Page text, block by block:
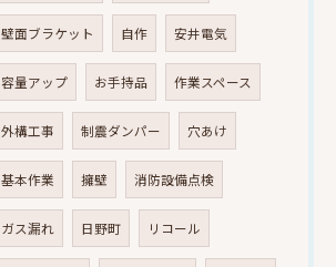
壁面ブラケット 自作 安井電気
容量アップ お手持品 作業スペース
外構工事 制震ダンパー 穴あけ
基本作業 擁壁 消防設備点検
ガス漏れ 日野町 リコール